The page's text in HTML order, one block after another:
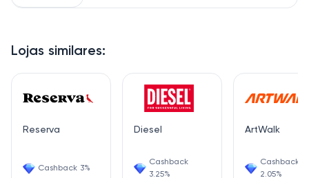
Lojas similares:
Reserva
Cashback 3%
Diesel
Cashback
3.25%
ArtWalk
Cashback
2.05%